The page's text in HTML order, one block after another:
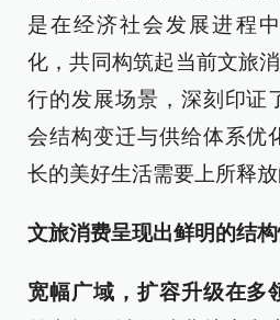
是在经济社会发展进程
化，共同构筑起当前文旅
行的发展场景，深刻印证
会结构变迁与供给体系优
长的美好生活需要上所释放
文旅消费呈现出鲜明的结
宽幅广域，扩容升级在多